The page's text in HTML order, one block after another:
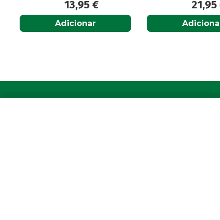
21,95€
Adicionar
13,99